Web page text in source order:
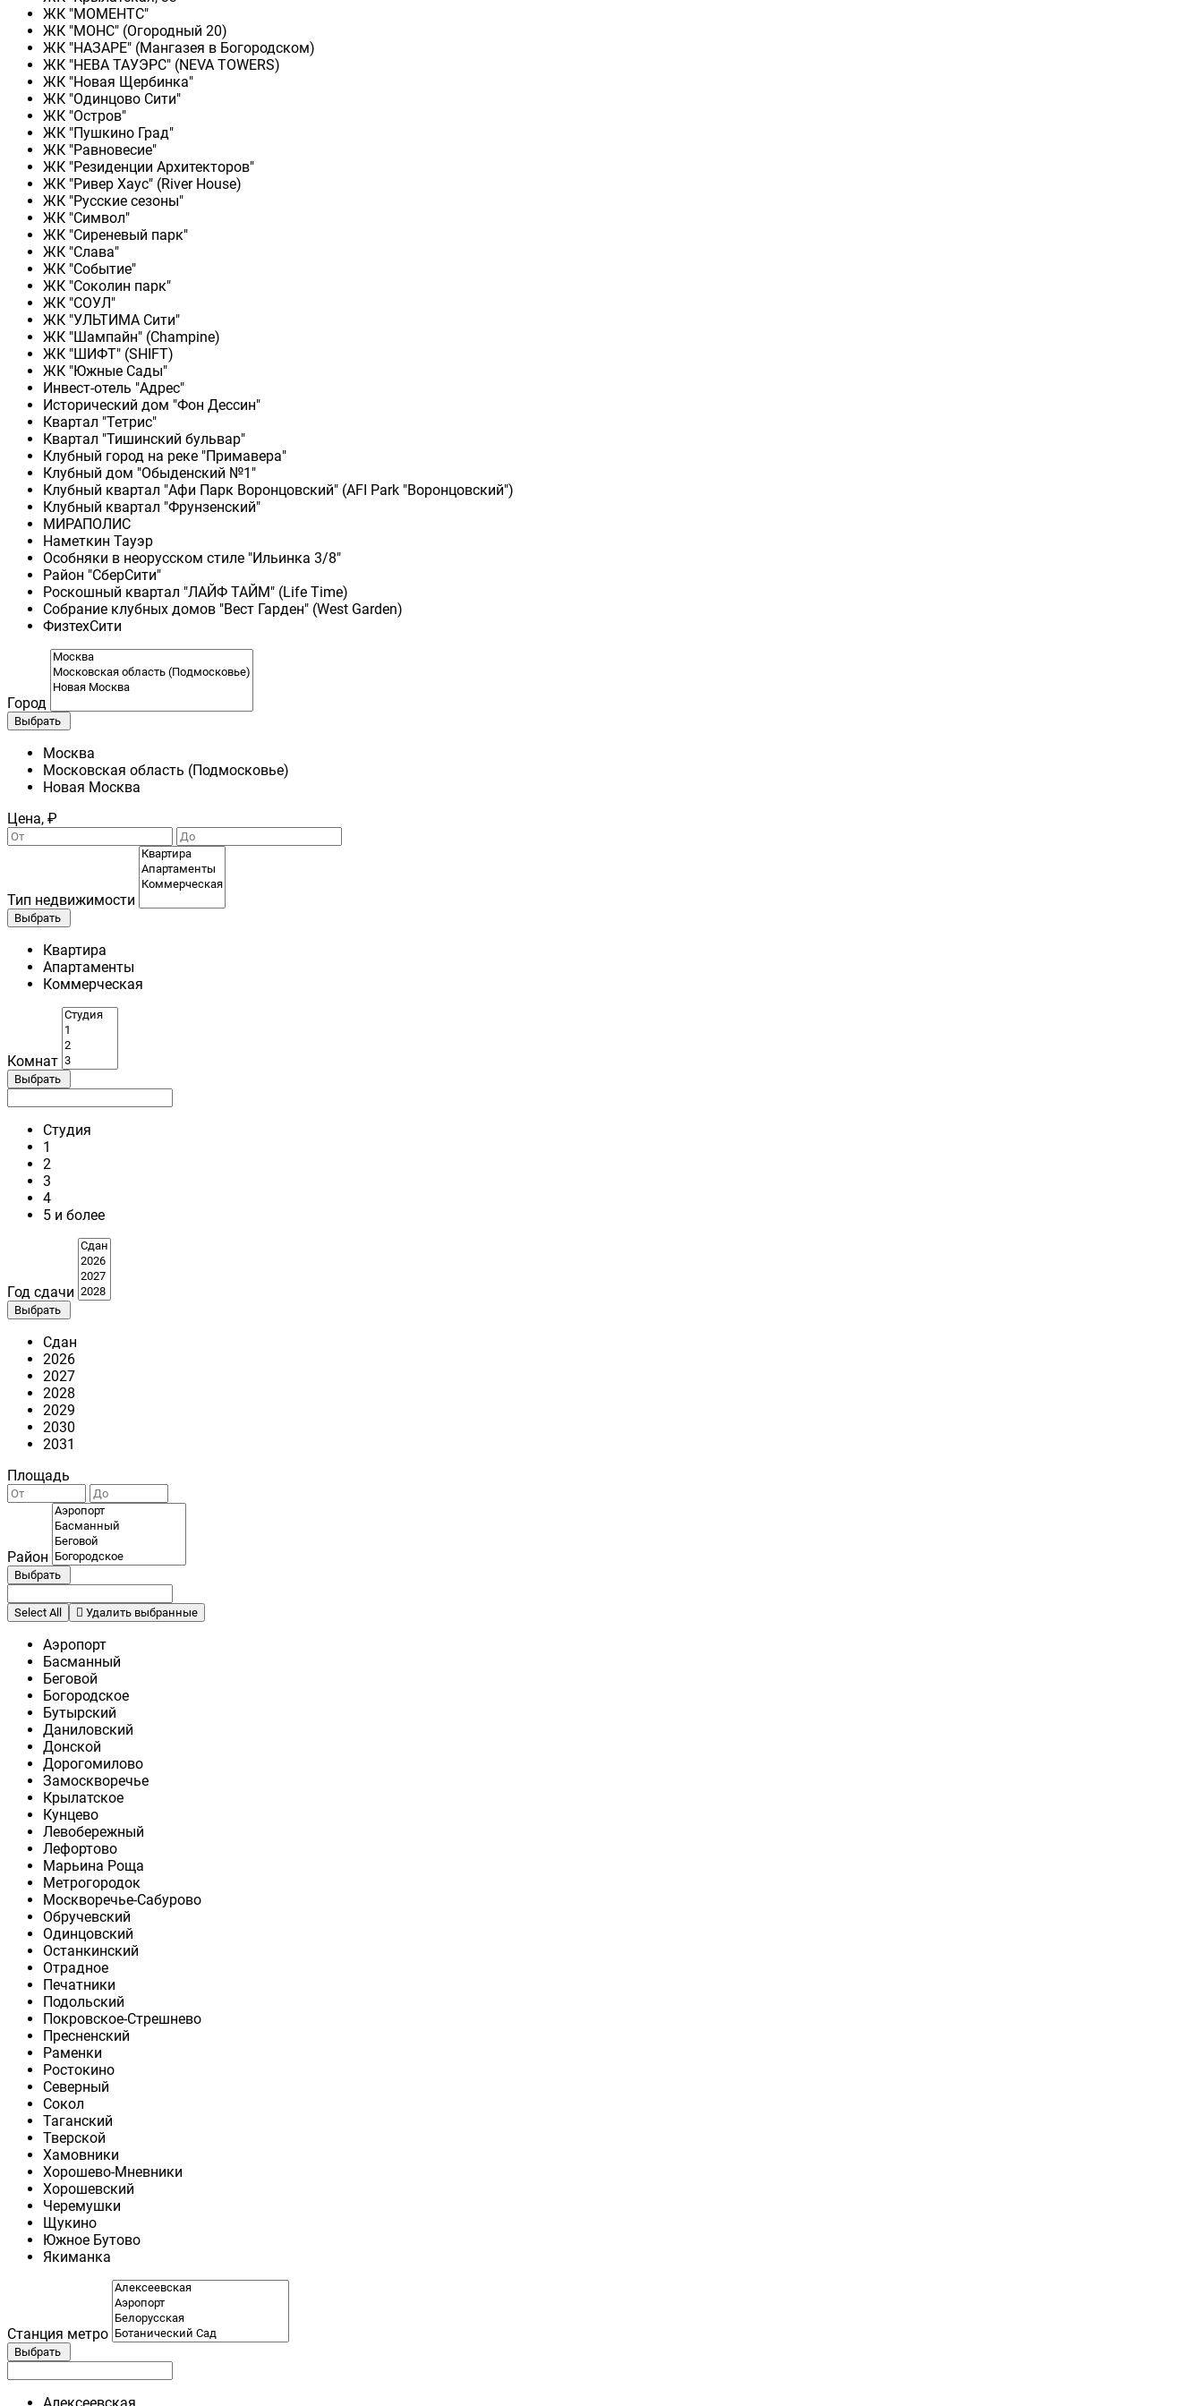
ЖК "МОМЕНТС"
ЖК "МОНС" (Огородный 20)
ЖК "НАЗАРЕ" (Мангазея в Богородском)
ЖК "НЕВА ТАУЭРС" (NEVA TOWERS)
ЖК "Новая Щербинка"
ЖК "Одинцово Сити"
ЖК "Остров"
ЖК "Пушкино Град"
ЖК "Равновесие"
ЖК "Резиденции Архитекторов"
ЖК "Ривер Хаус" (River Нouse)
ЖК "Русские сезоны"
ЖК "Символ"
ЖК "Сиреневый парк"
ЖК "Слава"
ЖК "Событие"
ЖК "Соколин парк"
ЖК "СОУЛ"
ЖК "УЛЬТИМА Сити"
ЖК "Шампайн" (Champine)
ЖК "ШИФТ" (SHIFT)
ЖК "Южные Сады"
Инвест-отель "Адрес"
Исторический дом "Фон Дессин"
Квартал "Тетрис"
Квартал "Тишинский бульвар"
Клубный город на реке "Примавера"
Клубный дом "Обыденский №1"
Клубный квартал "Афи Парк Воронцовский" (AFI Park "Воронцовский")
Клубный квартал "Фрунзенский"
МИРАПОЛИС
Наметкин Тауэр
Особняки в неорусском стиле "Ильинка 3/8"
Район "СберСити"
Роскошный квартал "ЛАЙФ ТАЙМ" (Life Time)
Собрание клубных домов "Вест Гарден" (West Garden)
ФизтехСити
Город
Выбрать
Москва
Московская область (Подмосковье)
Новая Москва
Цена, ₽
Тип недвижимости
Выбрать
Квартира
Апартаменты
Коммерческая
Комнат
Выбрать
Студия
1
2
3
4
5 и более
Год сдачи
Выбрать
Сдан
2026
2027
2028
2029
2030
2031
Площадь
Район
Выбрать
Select All Удалить выбранные
Аэропорт
Басманный
Беговой
Богородское
Бутырский
Даниловский
Донской
Дорогомилово
Замоскворечье
Крылатское
Кунцево
Левобережный
Лефортово
Марьина Роща
Метрогородок
Москворечье-Сабурово
Обручевский
Одинцовский
Останкинский
Отрадное
Печатники
Подольский
Покровское-Стрешнево
Пресненский
Раменки
Ростокино
Северный
Сокол
Таганский
Тверской
Хамовники
Хорошево-Мневники
Хорошевский
Черемушки
Щукино
Южное Бутово
Якиманка
Станция метро
Выбрать